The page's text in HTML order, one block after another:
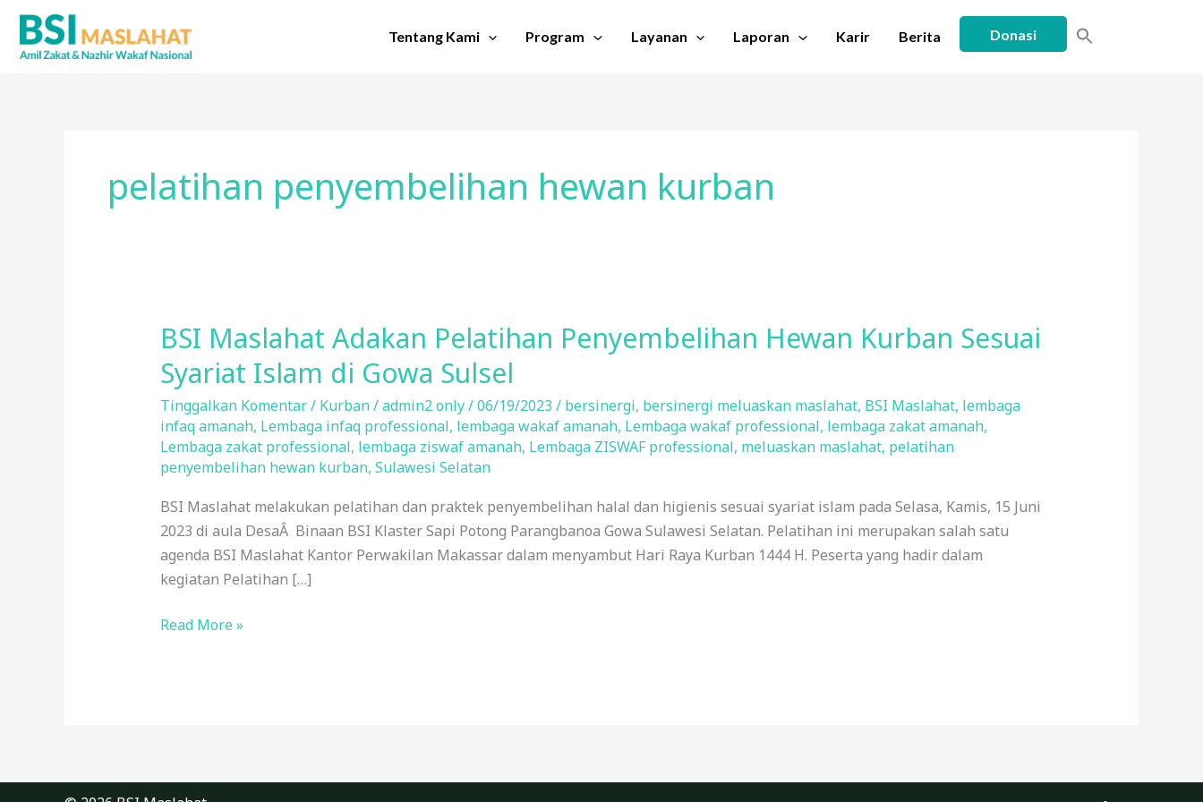
Lewati
konten
Tentang Kami Program Layanan Laporan Karir Berita Donasi
pelatihan penyembelihan hewan kurban
BSI Maslahat Adakan Pelatihan Penyembelihan Hewan Kurban Sesuai
Syariat Islam di Gowa Sulsel
Tinggalkan Komentar/ Kurban/admin2 only/06/19/2023 / bersinergi, bersinergi meluaskan maslahat, BSI Maslahat, lembaga
infaq amanah, Lembaga infaq professional, lembaga wakaf amanah, Lembaga wakaf professional, lembaga zakat amanah,
Lembaga zakat professional, lembaga ziswaf amanah, Lembaga ZISWAF professional, meluaskan maslahat, pelatihan
penyembelihan hewan kurban, Sulawesi Selatan
BSI Maslahat melakukan pelatihan dan praktek penyembelihan halal dan higienis sesuai syariat islam pada Selasa, Kamis, 15 Juni
2023 di aula DesaÂ Binaan BSI Klaster Sapi Potong Parangbanoa Gowa Sulawesi Selatan. Pelatihan ini merupakan salah satu
agenda BSI Maslahat Kantor Perwakilan Makassar dalam menyambut Hari Raya Kurban 1444 H. Peserta yang hadir dalam
kegiatan Pelatihan […]
BSI
Adakan
Pelatihan
Penyembelihan
Hewan
Kurban
Sesuai
Syariat
Islam
di
Sulsel
Read More »